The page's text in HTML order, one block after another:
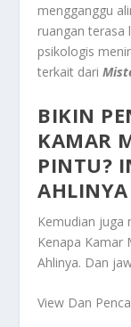
mengganggu
ruangan terasa
psikologis
terkait dari
BIKIN
KAMAR
PINTU?
AHLINYA
Kemudian juga
Kenapa Kamar
Ahlinya. Dan
View Dan